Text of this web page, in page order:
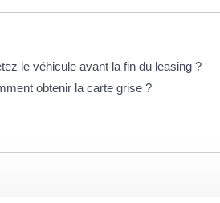
le véhicule avant la fin du leasing ?
obtenir la carte grise ?